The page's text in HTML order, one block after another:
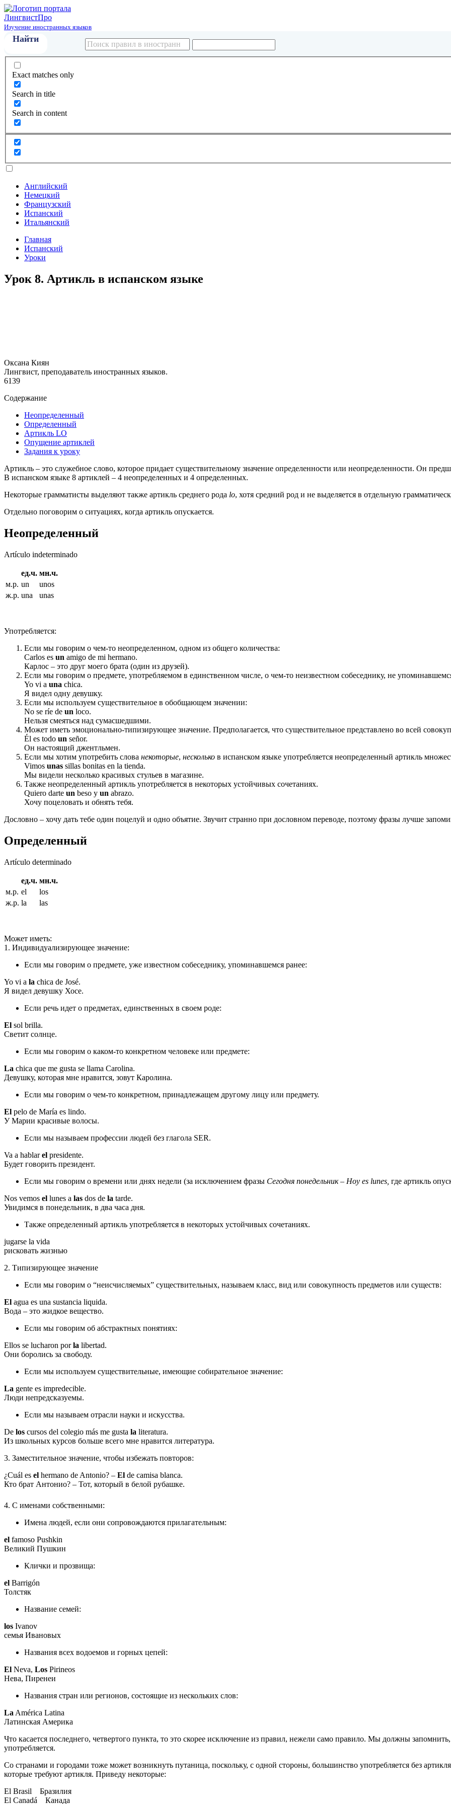
ЛингвистПро
Изучение иностранных языков
Exact matches only
Search in title
Search in content
Английский
Немецкий
Французский
Испанский
Итальянский
Главная
Испанский
Уроки
Урок 8. Артикль в испанском языке
Оксана Киян
Лингвист, преподаватель иностранных языков.
6139
Содержание
Неопределенный
Определенный
Артикль LO
Опущение артиклей
Задания к уроку
Артикль – это служебное слово, которое придает существительному значение определенности или неопределенности. Он
В испанском языке 8 артиклей – 4 неопределенных и 4 определенных.
Некоторые грамматисты выделяют также артикль среднего рода lo, хотя средний род и не выделяется в отдельную
Отдельно поговорим о ситуациях, когда артикль опускается.
Неопределенный
Artículo indeterminado
ед.ч. мн.ч.
м.р. un
unos
ж.р. una unas
Употребляется:
Если мы говорим о чем-то неопределенном, одном из общего количества:
Carlos es un amigo de mi hermano.
Карлос – это друг моего брата (один из друзей).
Если мы говорим о предмете, употребляемом в единственном числе, о чем-то неизвестном собеседнику, не
Yo vi a una chica.
Я видел одну девушку.
Если мы используем существительное в обобщающем значении:
No se ríe de un loco.
Нельзя смеяться над сумасшедшими.
Может иметь эмоционально-типизирующее значение. Предполагается, что существительное представлено во всей
Él es todo un señor.
Он настоящий джентльмен.
Если мы хотим употребить слова некоторые, несколько в испанском языке употребляется неопределенный артикль
Vimos unas sillas bonitas en la tienda.
Мы видели несколько красивых стульев в магазине.
Также неопределенный артикль употребляется в некоторых устойчивых сочетаниях.
Quiero darte un beso y un abrazo.
Хочу поцеловать и обнять тебя.
Дословно – хочу дать тебе один поцелуй и одно объятие. Звучит странно при дословном переводе, поэтому фразы лучше
Определенный
Artículo determinado
ед.ч. мн.ч.
м.р. el
los
ж.р. la las
Может иметь:
1. Индивидуализирующее значение:
Если мы говорим о предмете, уже известном собеседнику, упоминавшемся ранее:
Yo vi a la chica de José.
Я видел девушку Хосе.
Если речь идет о предметах, единственных в своем роде:
El sol brilla.
Светит солнце.
Если мы говорим о каком-то конкретном человеке или предмете:
La chica que me gusta se llama Carolina.
Девушку, которая мне нравится, зовут Каролина.
Если мы говорим о чем-то конкретном, принадлежащем другому лицу или предмету.
El pelo de María es lindo.
У Марии красивые волосы.
Если мы называем профессии людей без глагола SER.
Va a hablarel presidente.
Будет говорить президент.
Если мы говорим о времени или днях недели (за исключением фразы Сегодня понедельник – Hoy es lunes, где артикль
Nos vemos el lunes a las dos de la tarde.
Увидимся в понедельник, в два часа дня.
Также определенный артикль употребляется в некоторых устойчивых сочетаниях.
jugarse la vida
рисковать жизнью
2. Типизирующее значение
Если мы говорим о “неисчисляемых” существительных, называем класс, вид или совокупность предметов или существ:
El agua es una sustancia liquida.
Вода – это жидкое вещество.
Если мы говорим об абстрактных понятиях:
Ellos se lucharon porla libertad.
Они боролись за свободу.
Если мы используем существительные, имеющие собирательное значение:
La gente es impredecible.
Люди непредсказуемы.
Если мы называем отрасли науки и искусства.
De los cursos del colegio más me gusta la literatura.
Из школьных курсов больше всего мне нравится литература.
3. Заместительное значение, чтобы избежать повторов:
¿Cuál es el hermano de Antonio? – El de camisa blanca.
Кто брат Антонио? – Тот, который в белой рубашке.
4. С именами собственными:
Имена людей, если они сопровождаются прилагательным:
el famoso Pushkin
Великий Пушкин
Клички и прозвища:
el Barrigón
Толстяк
Название семей:
los Ivanov
семья Ивановых
Названия всех водоемов и горных цепей:
El Neva, Los Pirineos
Нева, Пиренеи
Названия стран или регионов, состоящие из нескольких слов:
La América Latina
Латинская Америка
Что касается последнего, четвертого пункта, то это скорее исключение из правил, нежели само правило. Мы должны
употребляется.
Со странами и городами тоже может возникнуть путаница, поскольку, с одной стороны, большинство употребляется без
которые требуют артикля. Приведу некоторые:
El Brasil Бразилия
El Canadá Канада